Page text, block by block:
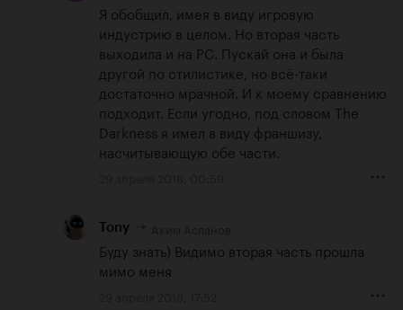
Я обобщил, имея в виду игровую
индустрию в целом. Но вторая часть
выходила и на PC. Пускай она и была
другой по стилистике, но всё-таки
достаточно мрачной. И к моему сравнению
подходит. Если угодно, под словом The
Darkness я имел в виду франшизу,
насчитывающую обе части.
Tony
Буду знать) Видимо вторая часть прошла
мимо меня